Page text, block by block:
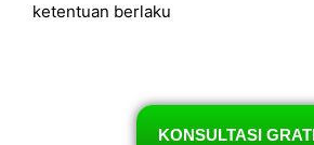
ketentuan berlaku
KONSULTASI